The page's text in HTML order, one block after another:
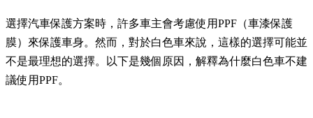
選擇汽車保護方案時，許多車主會考慮使用PPF（車漆保護
膜）來保護車身。然而，對於白色車來說，這樣的選擇可能並
不是最理想的選擇。以下是幾個原因，解釋為什麼白色車不建
議使用PPF。